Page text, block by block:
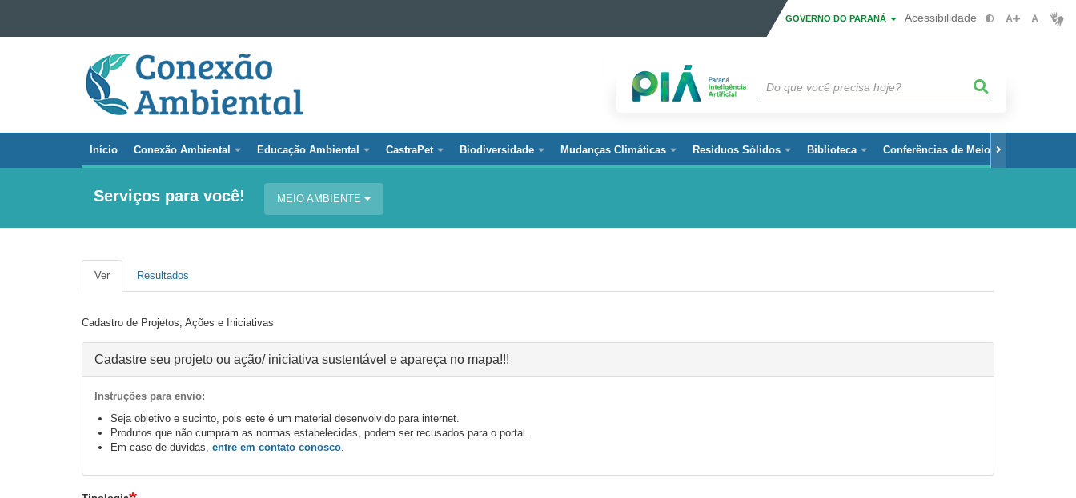
Ir para a navegação
Ir para a busca
GOVERNO DO PARANÁ Acessibilidade
CONEXÃO
AMBIENTAL
Navegação
principal
Início Conexão Ambiental Educação Ambiental CastraPet Biodiversidade Mudanças Climáticas Resíduos Sólidos Biblioteca Conferências de Meio Ambiente
Serviços para você! MEIO AMBIENTE
Abas
primárias
Ver
ativa)
Resultados
Cadastro de Projetos, Ações e Iniciativas
Cadastre seu projeto ou ação/ iniciativa sustentável e apareça no mapa!!!
Instruções para envio:
Seja objetivo e sucinto, pois este é um material desenvolvido para internet.
Produtos que não cumpram as normas estabelecidas, podem ser recusados para o portal.
Em caso de dúvidas, entre em contato conosco.